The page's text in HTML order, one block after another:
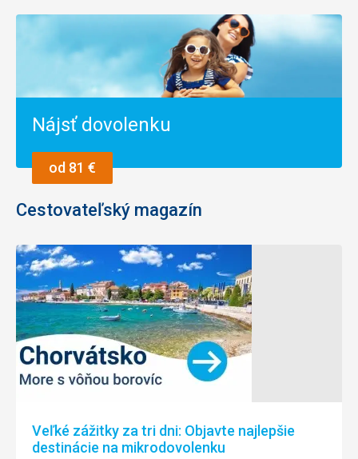
Nájsť dovolenku
od 81 €
Cestovateľský magazín
Veľké zážitky za tri dni: Objavte najlepšie
destinácie na mikrodovolenku